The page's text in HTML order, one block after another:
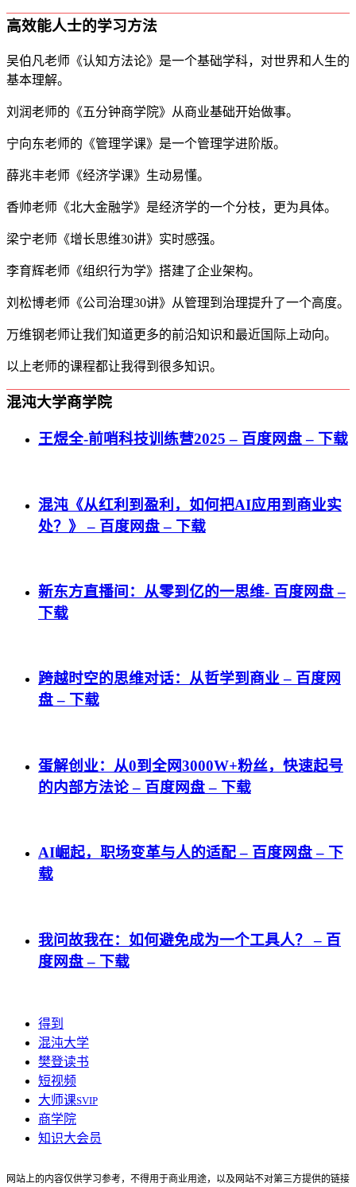
高效能人士的学习方法
吴伯凡老师《认知方法论》是一个基础学科，对世界和人生的
基本理解。
刘润老师的《五分钟商学院》从商业基础开始做事。
宁向东老师的《管理学课》是一个管理学进阶版。
薛兆丰老师《经济学课》生动易懂。
香帅老师《北大金融学》是经济学的一个分枝，更为具体。
梁宁老师《增长思维30讲》实时感强。
李育辉老师《组织行为学》搭建了企业架构。
刘松博老师《公司治理30讲》从管理到治理提升了一个高度。
万维钢老师让我们知道更多的前沿知识和最近国际上动向。
以上老师的课程都让我得到很多知识。
混沌大学商学院
王煜全-前哨科技训练营2025 – 百度网盘 – 下载
混沌《从红利到盈利，如何把AI应用到商业实
处？》 – 百度网盘 – 下载
新东方直播间：从零到亿的一思维- 百度网盘 –
下载
跨越时空的思维对话：从哲学到商业 – 百度网
盘 – 下载
蛋解创业：从0到全网3000W+粉丝，快速起号
的内部方法论 – 百度网盘 – 下载
AI崛起，职场变革与人的适配 – 百度网盘 – 下
载
我问故我在：如何避免成为一个工具人？ – 百
度网盘 – 下载
得到
混沌大学
樊登读书
短视频
大师课SVIP
商学院
知识大会员
网站上的内容仅供学习参考，不得用于商业用途，以及网站不对第三方提供的链接